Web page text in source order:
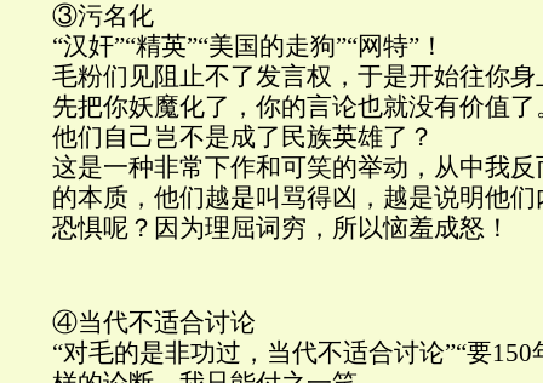
③污名化
“汉奸”“精英”“美国的走狗”“网特”！
毛粉们见阻止不了发言权，于是开始往你
先把你妖魔化了，你的言论也就没有价值
他们自己岂不是成了民族英雄了？
这是一种非常下作和可笑的举动，从中我
的本质，他们越是叫骂得凶，越是说明他
恐惧呢？因为理屈词穷，所以恼羞成怒！
④当代不适合讨论
“对毛的是非功过，当代不适合讨论”“要